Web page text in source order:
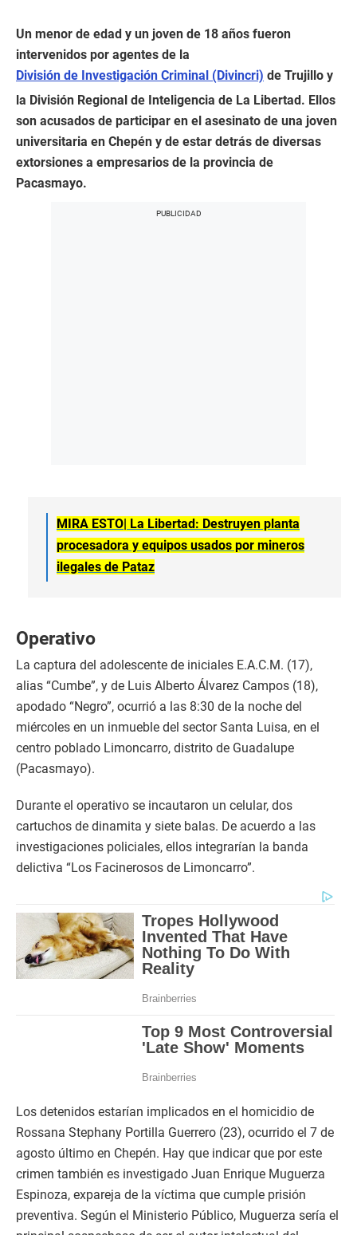
Un menor de edad y un joven de 18 años fueron
intervenidos por agentes de la
División de Investigación Criminal (Divincri) de Trujillo y
la División Regional de Inteligencia de La Libertad. Ellos
son acusados de participar en el asesinato de una joven
universitaria en Chepén y de estar detrás de diversas
extorsiones a empresarios de la provincia de
Pacasmayo.
MIRA ESTO| La Libertad: Destruyen planta
procesadora y equipos usados por mineros
ilegales de Pataz
Operativo
La captura del adolescente de iniciales E.A.C.M. (17),
alias “Cumbe”, y de Luis Alberto Álvarez Campos (18),
apodado “Negro”, ocurrió a las 8:30 de la noche del
miércoles en un inmueble del sector Santa Luisa, en el
centro poblado Limoncarro, distrito de Guadalupe
(Pacasmayo).
Durante el operativo se incautaron un celular, dos
cartuchos de dinamita y siete balas. De acuerdo a las
investigaciones policiales, ellos integrarían la banda
delictiva “Los Facinerosos de Limoncarro”.
Los detenidos estarían implicados en el homicidio de
Rossana Stephany Portilla Guerrero (23), ocurrido el 7 de
agosto último en Chepén. Hay que indicar que por este
crimen también es investigado Juan Enrique Muguerza
Espinoza, expareja de la víctima que cumple prisión
preventiva. Según el Ministerio Público, Muguerza sería el